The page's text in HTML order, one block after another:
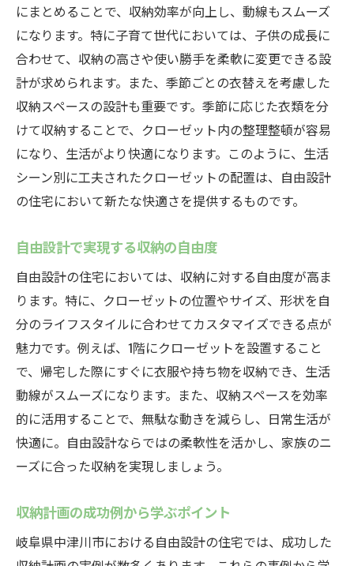
にまとめることで、収納効率が向上し、動線もスムーズ
になります。特に子育て世代においては、子供の成長に
合わせて、収納の高さや使い勝手を柔軟に変更できる設
計が求められます。また、季節ごとの衣替えを考慮した
収納スペースの設計も重要です。季節に応じた衣類を分
けて収納することで、クローゼット内の整理整頓が容易
になり、生活がより快適になります。このように、生活
シーン別に工夫されたクローゼットの配置は、自由設計
の住宅において新たな快適さを提供するものです。
自由設計で実現する収納の自由度
自由設計の住宅においては、収納に対する自由度が高ま
ります。特に、クローゼットの位置やサイズ、形状を自
分のライフスタイルに合わせてカスタマイズできる点が
魅力です。例えば、1階にクローゼットを設置すること
で、帰宅した際にすぐに衣服や持ち物を収納でき、生活
動線がスムーズになります。また、収納スペースを効率
的に活用することで、無駄な動きを減らし、日常生活が
快適に。自由設計ならではの柔軟性を活かし、家族のニ
ーズに合った収納を実現しましょう。
収納計画の成功例から学ぶポイント
岐阜県中津川市における自由設計の住宅では、成功した